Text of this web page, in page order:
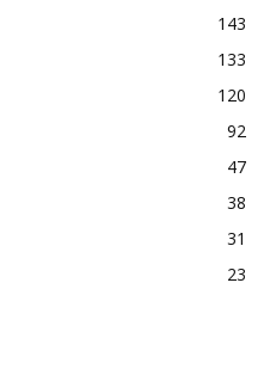
143
133
120
92
47
38
31
23